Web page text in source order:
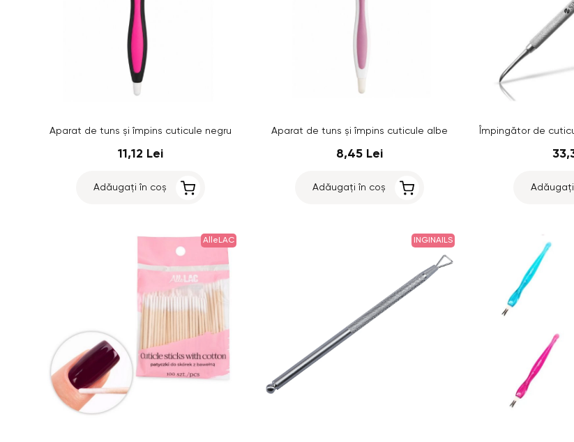
Aparat de tuns și împins cuticule negru
11,12 Lei
Adăugați în coș
Aparat de tuns și împins cuticule albe
8,45 Lei
Adăugați în coș
AlleLAC INGINAILS